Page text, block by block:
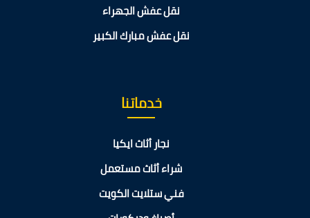
نقل عفش الجهراء
نقل عفش مبارك الكبير
خدماتنا
نجار أثاث ايكيا
شراء أثاث مستعمل
فني ستلايت الكويت